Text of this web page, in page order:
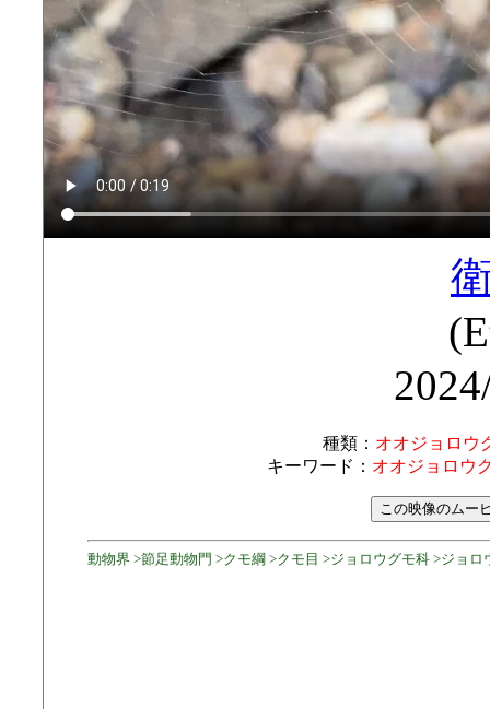
種類： オオジョロウ
キーワード： オオジョロウ
動物界 >節足動物門 >クモ綱 >クモ目 >ジョロウグモ科 >ジョロ